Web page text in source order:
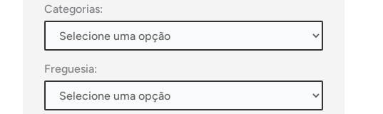
Categorias:
Freguesia: